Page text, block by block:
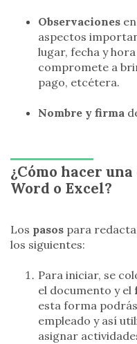
Observaciones
aspectos
lugar, fecha y
compromete a
pago, etcétera.
Nombre y firma
¿Cómo hacer
Word o Excel?
Los pasos para
los siguientes:
Para iniciar, se
el documento y el
esta forma
empleado y así
asignar